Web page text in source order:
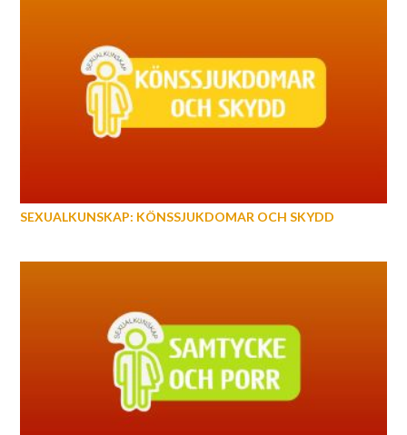
SEXUALKUNSKAP: KÖNSSJUKDOMAR OCH SKYDD